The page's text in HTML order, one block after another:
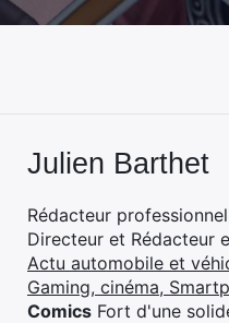
Julien Barthet
Rédacteur
Directeur et Rédacteur
Actu automobile et
Gaming, cinéma,
Comics Fort d'une